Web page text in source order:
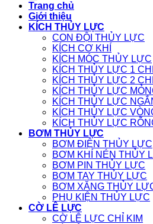
Trang chủ
Giới thiệu
KÍCH THỦY LỰC
CON ĐỘI THỦY LỰC
KÍCH CƠ KHÍ
KÍCH MÓC THỦY LỰC
KÍCH THỦY LỰC 1
KÍCH THỦY LỰC 2
KÍCH THỦY LỰC
KÍCH THỦY LỰC
KÍCH THỦY LỰC
KÍCH THỦY LỰC
BƠM THỦY LỰC
BƠM ĐIỆN THỦY LỰC
BƠM KHÍ NÉN THỦY
BƠM PIN THỦY LỰC
BƠM TAY THỦY LỰC
BƠM XĂNG THỦY
PHỤ KIỆN THỦY LỰC
CỜ LÊ LỰC
CỜ LÊ LỰC CHỈ KIM